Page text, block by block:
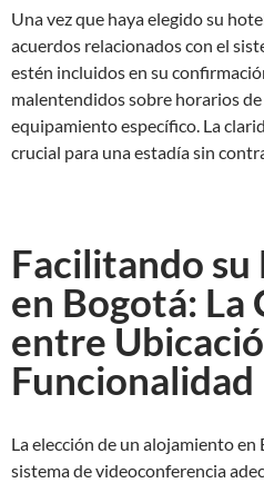
Una vez que haya elegido su
acuerdos relacionados con el
estén incluidos en su
malentendidos sobre horarios
equipamiento específico. La
crucial para una estadía sin
Facilitando su
en Bogotá: La
entre
Funcionalidad
La elección de un alojamiento
sistema de videoconferencia